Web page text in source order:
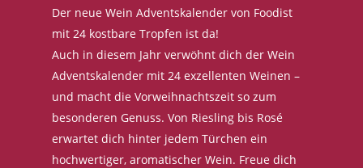
Der neue Wein Adventskalender von Foodist
mit 24 kostbare Tropfen ist da!
Auch in diesem Jahr verwöhnt dich der Wein
Adventskalender mit 24 exzellenten Weinen –
und macht die Vorweihnachtszeit so zum
besonderen Genuss. Von Riesling bis Rosé
erwartet dich hinter jedem Türchen ein
hochwertiger, aromatischer Wein. Freue dich